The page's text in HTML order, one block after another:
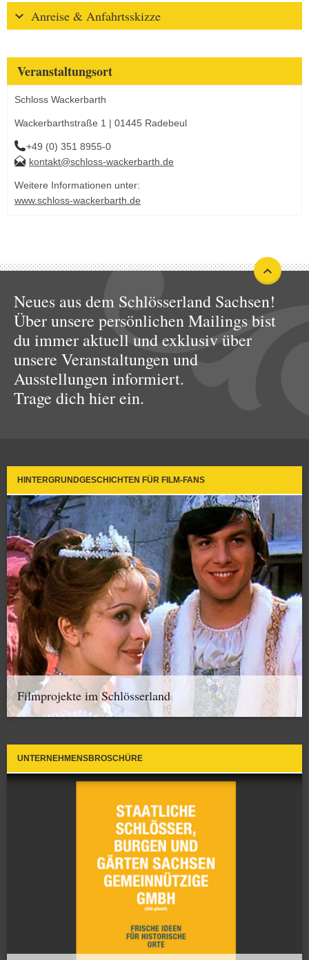
Anreise & Anfahrtsskizze
Veranstaltungsort
Schloss Wackerbarth
Wackerbarthstraße 1 | 01445 Radebeul
+49 (0) 351 8955-0
kontakt@schloss-wackerbarth.de
Weitere Informationen unter:
www.schloss-wackerbarth.de
Neues aus dem Schlösserland Sachsen!
Über unsere persönlichen Mailings bist
du immer aktuell und exklusiv über
unsere Veranstaltungen und
Ausstellungen informiert.
Trage dich hier ein.
HINTERGRUNDGESCHICHTEN FÜR FILM-FANS
Filmprojekte im Schlösserland
UNTERNEHMENSBROSCHÜRE